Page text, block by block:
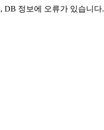
DB 정보에 오류가 있습니다.